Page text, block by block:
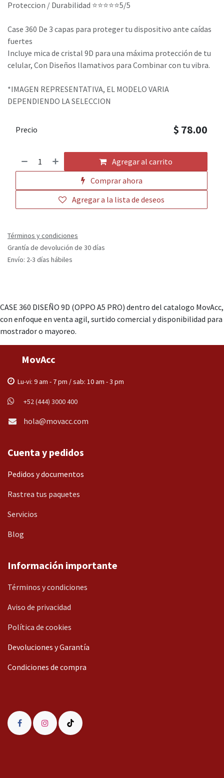
Proteccion / Durabilidad ⭐⭐⭐⭐⭐5/5
Case 360 De 3 capas para proteger tu dispositivo ante caídas
fuertes
Incluye mica de cristal 9D para una máxima protección de tu
celular, Con Diseños llamativos para Combinar con tu vibra.
*IMAGEN REPRESENTATIVA, EL MODELO VARIA
DEPENDIENDO LA SELECCION
Agregar al carrito
Comprar ahora
Agregar a la lista de deseos
Precio $ 78.00
Términos y condiciones
Grantía de devolución de 30 días
Envío: 2-3 días hábiles
CASE 360 DISEÑO 9D (OPPO A5 PRO) dentro del catalogo MovAcc,
con enfoque en venta agil, surtido comercial y disponibilidad para
mostrador o mayoreo.
MovAcc
Lu-vi: 9 am - 7 pm / sab: 10 am - 3 pm
+52 (444) 3000 400
hola@movacc.com
Cuenta y pedidos
Pedidos y documentos
Rastrea tus paquetes
Servicios
Blog
Información importante
Términos y condiciones
Aviso de privacidad
Política de cookies
Devoluciones y Garantía
Condiciones de compra